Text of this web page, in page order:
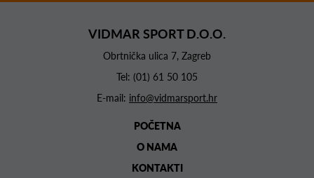
VIDMAR SPORT D.O.O.
Obrtnička ulica 7, Zagreb
Tel: (01) 61 50 105
E-mail: info@vidmarsport.hr
POČETNA
O NAMA
KONTAKTI